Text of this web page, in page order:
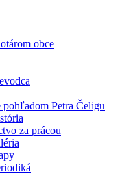
obce
pohľadom Petra Čeligu
za prácou